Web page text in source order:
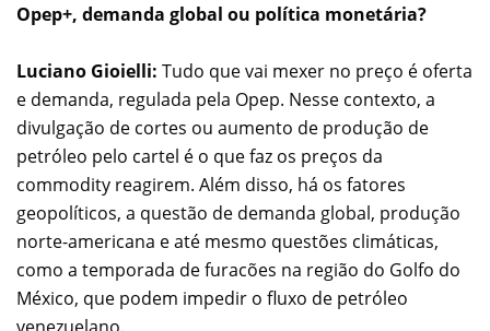
Opep+, demanda global ou política monetária?
Luciano Gioielli: Tudo que vai mexer no preço é oferta
e demanda, regulada pela Opep. Nesse contexto, a
divulgação de cortes ou aumento de produção de
petróleo pelo cartel é o que faz os preços da
commodity reagirem. Além disso, há os fatores
geopolíticos, a questão de demanda global, produção
norte-americana e até mesmo questões climáticas,
como a temporada de furacões na região do Golfo do
México, que podem impedir o fluxo de petróleo
venezuelano.